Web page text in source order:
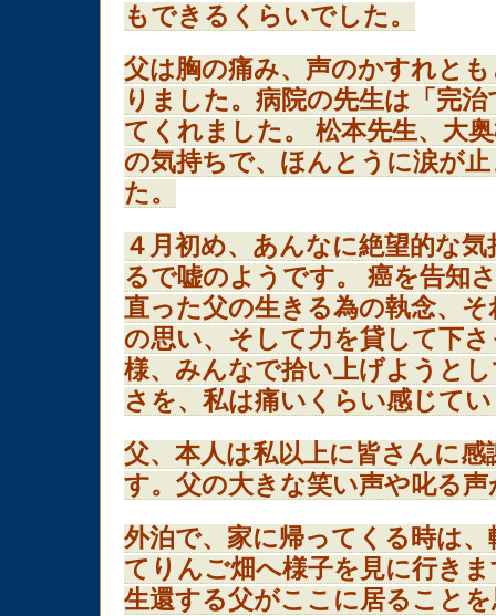
もできるくらいでした。
父は胸の痛み、声のかすれと
りました。病院の先生は「完
てくれました。 松本先生、大
の気持ちで、ほんとうに涙が
た。
４月初め、あんなに絶望的な
るで嘘のようです。 癌を告知
直った父の生きる為の執念、
の思い、そして力を貸して下
様、みんなで拾い上げようと
さを、私は痛いくらい感じて
父、本人は私以上に皆さんに
す。父の大きな笑い声や叱る
外泊で、家に帰ってくる時は
てりんご畑へ様子を見に行き
生還する父がここに居ること